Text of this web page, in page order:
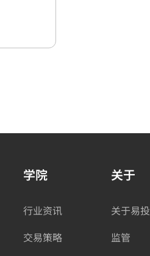
学院
行业资讯
交易策略
关于
关于易投
监管